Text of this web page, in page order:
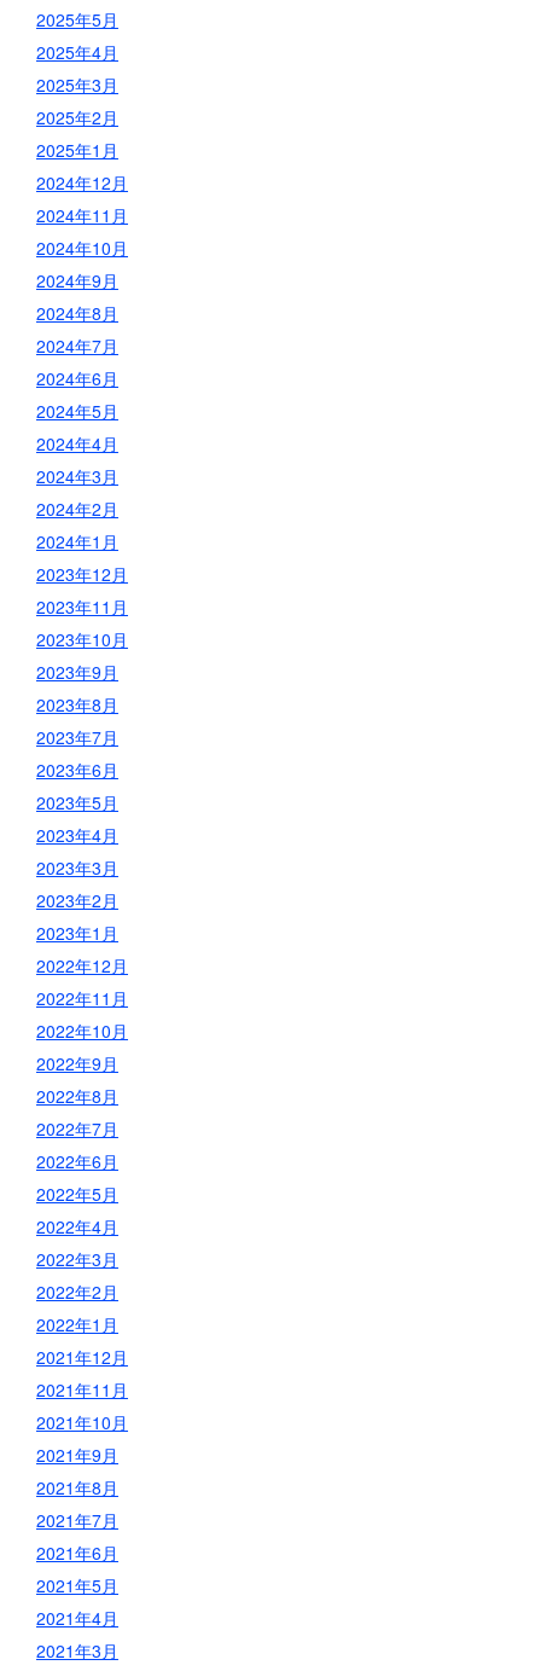
2025年5月
2025年4月
2025年3月
2025年2月
2025年1月
2024年12月
2024年11月
2024年10月
2024年9月
2024年8月
2024年7月
2024年6月
2024年5月
2024年4月
2024年3月
2024年2月
2024年1月
2023年12月
2023年11月
2023年10月
2023年9月
2023年8月
2023年7月
2023年6月
2023年5月
2023年4月
2023年3月
2023年2月
2023年1月
2022年12月
2022年11月
2022年10月
2022年9月
2022年8月
2022年7月
2022年6月
2022年5月
2022年4月
2022年3月
2022年2月
2022年1月
2021年12月
2021年11月
2021年10月
2021年9月
2021年8月
2021年7月
2021年6月
2021年5月
2021年4月
2021年3月